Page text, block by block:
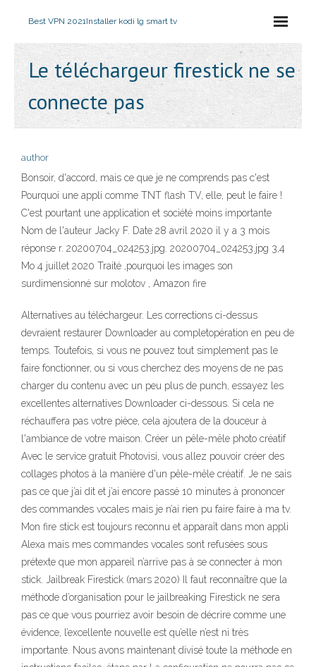
Best VPN 2021Installer kodi lg smart tv
Le téléchargeur firestick ne se
connecte pas
author
Bonsoir, d'accord, mais ce que je ne comprends pas c'est
Pourquoi une appli comme TNT flash TV, elle, peut le faire !
C'est pourtant une application et société moins importante
Nom de l'auteur Jacky F. Date 28 avril 2020 il y a 3 mois
réponse r. 20200704_024253.jpg. 20200704_024253.jpg 3,4
Mo 4 juillet 2020 Traité ,pourquoi les images son
surdimensionné sur molotov , Amazon fire
Alternatives au téléchargeur. Les corrections ci-dessus
devraient restaurer Downloader au completopération en peu de
temps. Toutefois, si vous ne pouvez tout simplement pas le
faire fonctionner, ou si vous cherchez des moyens de ne pas
charger du contenu avec un peu plus de punch, essayez les
excellentes alternatives Downloader ci-dessous. Si cela ne
réchauffera pas votre pièce, cela ajoutera de la douceur à
l'ambiance de votre maison. Créer un pêle-mêle photo créatif
Avec le service gratuit Photovisi, vous allez pouvoir créer des
collages photos à la manière d'un pêle-mêle créatif. Je ne sais
pas ce que j’ai dit et j’ai encore passé 10 minutes à prononcer
des commandes vocales mais je n’ai rien pu faire faire à ma tv.
Mon fire stick est toujours reconnu et apparaît dans mon appli
Alexa mais mes commandes vocales sont refusées sous
prétexte que mon appareil n’arrive pas à se connecter à mon
stick. Jailbreak Firestick (mars 2020) Il faut reconnaître que la
méthode d’organisation pour le jailbreaking Firestick ne sera
pas ce que vous pourriez avoir besoin de décrire comme une
évidence, l’excellente nouvelle est qu’elle n’est ni très
importante. Nous avons maintenant divisé toute la méthode en